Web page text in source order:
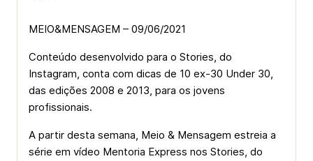
MEIO&MENSAGEM – 09/06/2021
Conteúdo desenvolvido para o Stories, do
Instagram, conta com dicas de 10 ex-30 Under 30,
das edições 2008 e 2013, para os jovens
profissionais.
A partir desta semana, Meio & Mensagem estreia a
série em vídeo Mentoria Express nos Stories, do